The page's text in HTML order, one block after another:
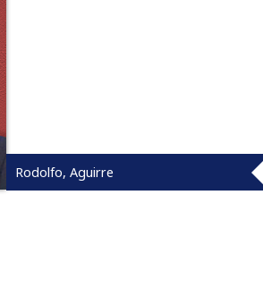
Rodolfo, Aguirre